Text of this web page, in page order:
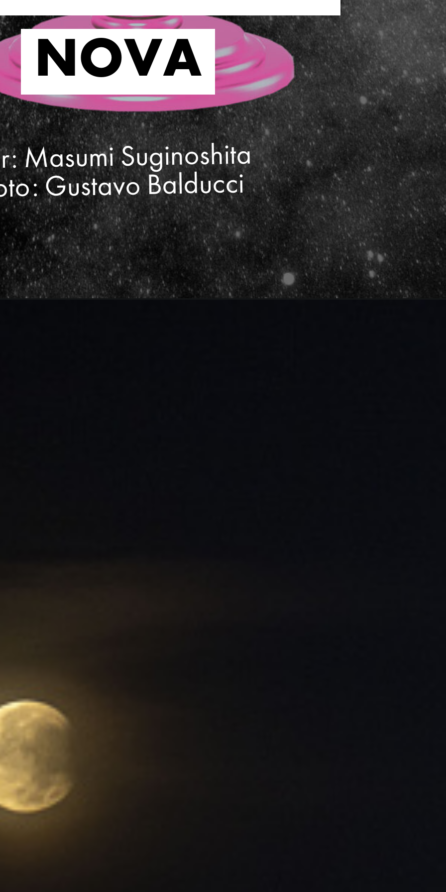
NOVA
NOVA
Masumi Suginoshita
Gustavo Balducci